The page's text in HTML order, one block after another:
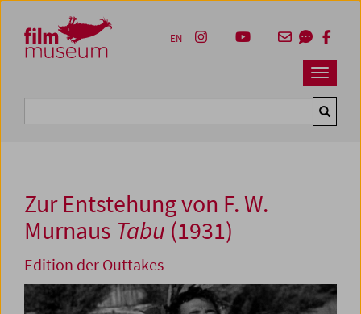
Zum Inhalt
Zum Hauptmenü
Zur Servicenavigation
Zum Suche
Navbar
EN
Zur Entstehung von F. W.
Murnaus Tabu (1931)
Edition der Outtakes